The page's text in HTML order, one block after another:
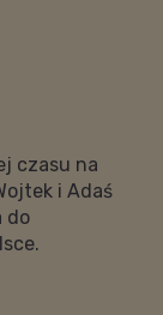
czasu na
i Adaś
do